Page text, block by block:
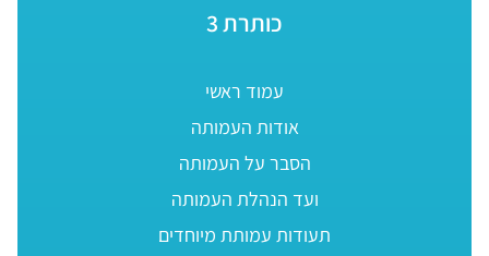
כותרת 3
עמוד ראשי
אודות העמותה
הסבר על העמותה
ועד הנהלת העמותה
תעודות עמותת מיוחדים